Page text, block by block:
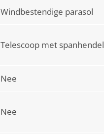
Windbestendige parasol
Telescoop met spanhendel
Nee
Nee